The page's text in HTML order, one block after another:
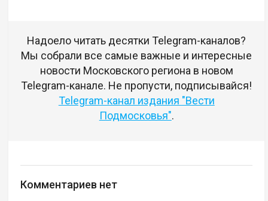
Надоело читать десятки Telegram-каналов?
Мы собрали все самые важные и интересные
новости Московского региона в новом
Telegram-канале. Не пропусти, подписывайся!
Telegram-канал издания "Вести
Подмосковья".
Комментариев нет